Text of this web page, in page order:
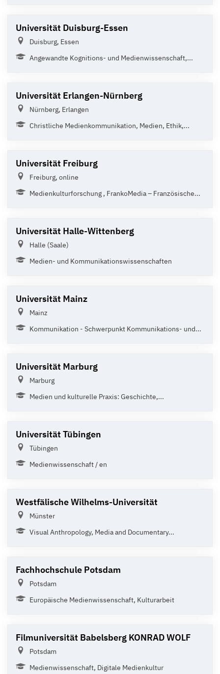
Universität Duisburg-Essen
Duisburg, Essen
Angewandte Kognitions- und Medienwissenschaft,...
Universität Erlangen-Nürnberg
Nürnberg, Erlangen
Christliche Medienkommunikation, Medien, Ethik,...
Universität Freiburg
Freiburg, online
Medienkulturforschung , FrankoMedia – Französische...
Universität Halle-Wittenberg
Halle (Saale)
Medien- und Kommunikationswissenschaften
Universität Mainz
Mainz
Kommunikation - Schwerpunkt Kommunikations- und...
Universität Marburg
Marburg
Medien und kulturelle Praxis: Geschichte,...
Universität Tübingen
Tübingen
Medienwissenschaft / en
Westfälische Wilhelms-Universität
Münster
Visual Anthropology, Media and Documentary...
Fachhochschule Potsdam
Potsdam
Europäische Medienwissenschaft, Kulturarbeit
Filmuniversität Babelsberg KONRAD WOLF
Potsdam
Medienwissenschaft, Digitale Medienkultur